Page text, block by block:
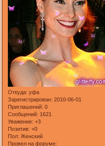
Откуда: уфа
Зарегистрирован: 2010-06-01
Приглашений: 0
Сообщений: 1621
Уважение: +3
Позитив: +0
Пол: Женский
Провел на форуме: